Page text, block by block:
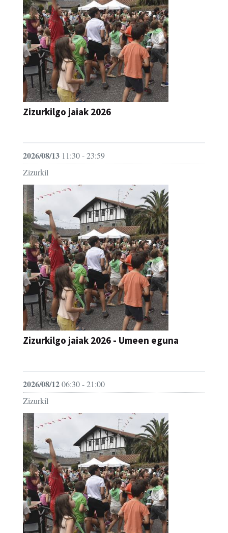
Zizurkilgo jaiak 2026
2026/08/13 11:30 - 23:59
Zizurkil
Zizurkilgo jaiak 2026 - Umeen eguna
2026/08/1206:30 - 21:00
Zizurkil